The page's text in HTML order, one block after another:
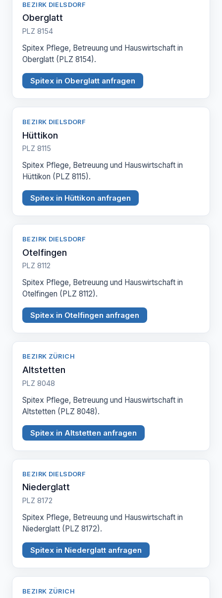
BEZIRK DIELSDORF
Oberglatt
PLZ 8154
Spitex Pflege, Betreuung und Hauswirtschaft in
Oberglatt (PLZ 8154).
Spitex in Oberglatt anfragen
BEZIRK DIELSDORF
Hüttikon
PLZ 8115
Spitex Pflege, Betreuung und Hauswirtschaft in
Hüttikon (PLZ 8115).
Spitex in Hüttikon anfragen
BEZIRK DIELSDORF
Otelfingen
PLZ 8112
Spitex Pflege, Betreuung und Hauswirtschaft in
Otelfingen (PLZ 8112).
Spitex in Otelfingen anfragen
BEZIRK ZÜRICH
Altstetten
PLZ 8048
Spitex Pflege, Betreuung und Hauswirtschaft in
Altstetten (PLZ 8048).
Spitex in Altstetten anfragen
BEZIRK DIELSDORF
Niederglatt
PLZ 8172
Spitex Pflege, Betreuung und Hauswirtschaft in
Niederglatt (PLZ 8172).
Spitex in Niederglatt anfragen
BEZIRK ZÜRICH